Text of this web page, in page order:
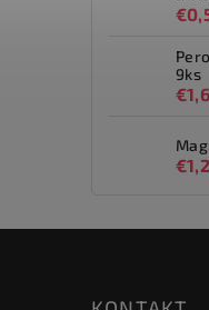
9ks